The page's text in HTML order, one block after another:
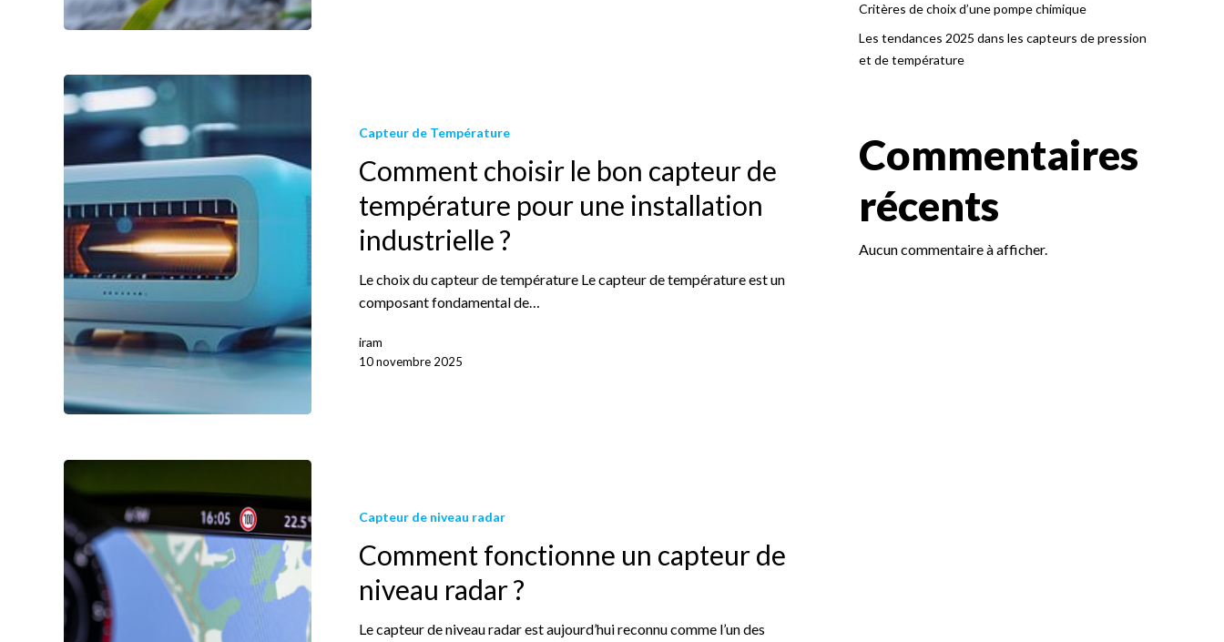
Capteur de Température
Comment choisir le bon capteur de
température pour une installation
industrielle ?
Le choix du capteur de température Le capteur de température est un
composant fondamental de…
iram
10 novembre 2025
Capteur de niveau radar
Comment fonctionne un capteur de
niveau radar ?
Le capteur de niveau radar est aujourd’hui reconnu comme l’un des
Critères de choix d’une pompe chimique
Les tendances 2025 dans les capteurs de pression
et de température
Commentaires
récents
Aucun commentaire à afficher.